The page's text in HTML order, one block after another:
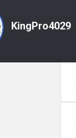
KingPro4029